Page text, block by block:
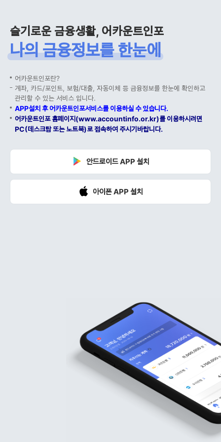
슬기로운 금융생활, 어카운트인포
나의 금융정보를 한눈에
어카운트인포란?
계좌, 카드/포인트, 보험/대출, 자동이체 등 금융정보를 한눈에 확인하고
관리할 수 있는 서비스 입니다.
APP설치 후 어카운트인포서비스를 이용하실 수 있습니다.
어카운트인포 홈페이지(www.accountinfo.or.kr)를 이용하시려면
PC(데스크탑 또는 노트북)로 접속하여 주시기바랍니다.
안드로이드 APP 설치
아이폰 APP 설치